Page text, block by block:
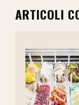
ARTICOLI